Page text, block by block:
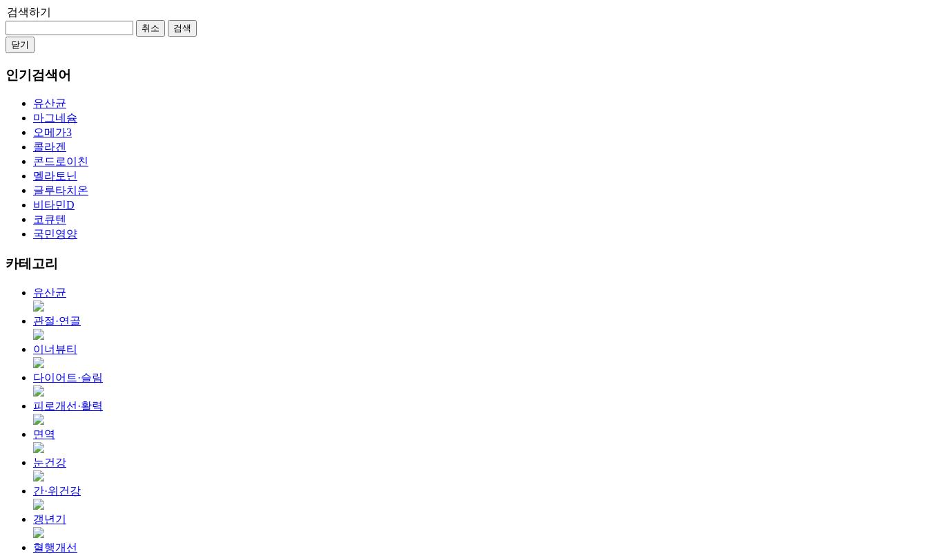
검색하기
취소
검색
닫기
인기검색어
유산균
마그네슘
오메가3
콜라겐
콘드로이친
멜라토닌
글루타치온
비타민D
코큐텐
국민영양
카테고리
유산균
관절·연골
이너뷰티
다이어트·슬림
피로개선·활력
면역
눈건강
간·위건강
갱년기
혈행개선